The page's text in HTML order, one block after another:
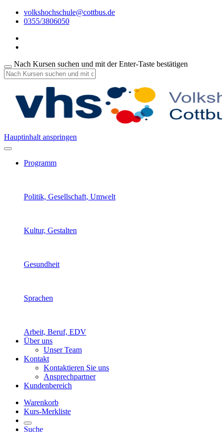
volkshochschule@cottbus.de
0355/3806050
Nach Kursen suchen und mit der Enter-Taste bestätigen
Hauptinhalt anspringen
Programm
Politik, Gesellschaft, Umwelt
Kultur, Gestalten
Gesundheit
Sprachen
Arbeit, Beruf, EDV
Über uns
Unser Team
Kontakt
Kontaktieren Sie uns
Ansprechpartner
Kundenbereich
Warenkorb
Kurs-Merkliste
Suche